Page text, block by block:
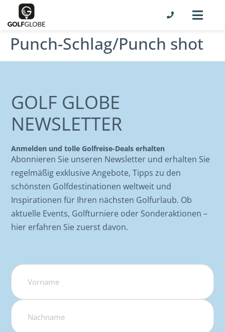
Punch-Schlag/Punch shot
GOLF GLOBE
NEWSLETTER
Anmelden und tolle Golfreise-Deals erhalten
Abonnieren Sie unseren Newsletter und erhalten Sie
regelmäßig exklusive Angebote, Tipps zu den
schönsten Golfdestinationen weltweit und
Inspirationen für Ihren nächsten Golfurlaub. Ob
aktuelle Events, Golfturniere oder Sonderaktionen –
hier erfahren Sie zuerst davon.
Name